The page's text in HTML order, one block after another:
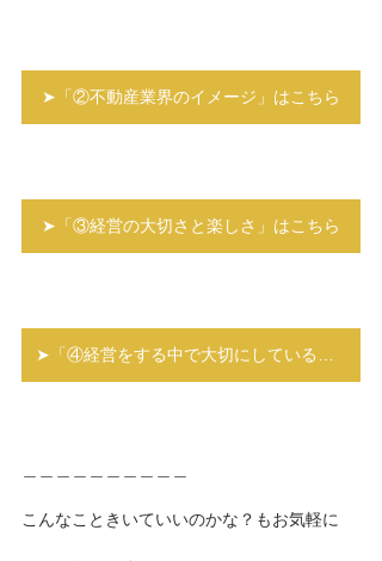
➤「②不動産業界のイメージ」はこちら
➤「③経営の大切さと楽しさ」はこちら
➤「④経営をする中で大切にしていること」はこちら
こんなこときいていいのかな？もお気軽に